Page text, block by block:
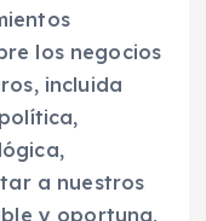
los negocios
incluida
a nuestros
y oportuna,